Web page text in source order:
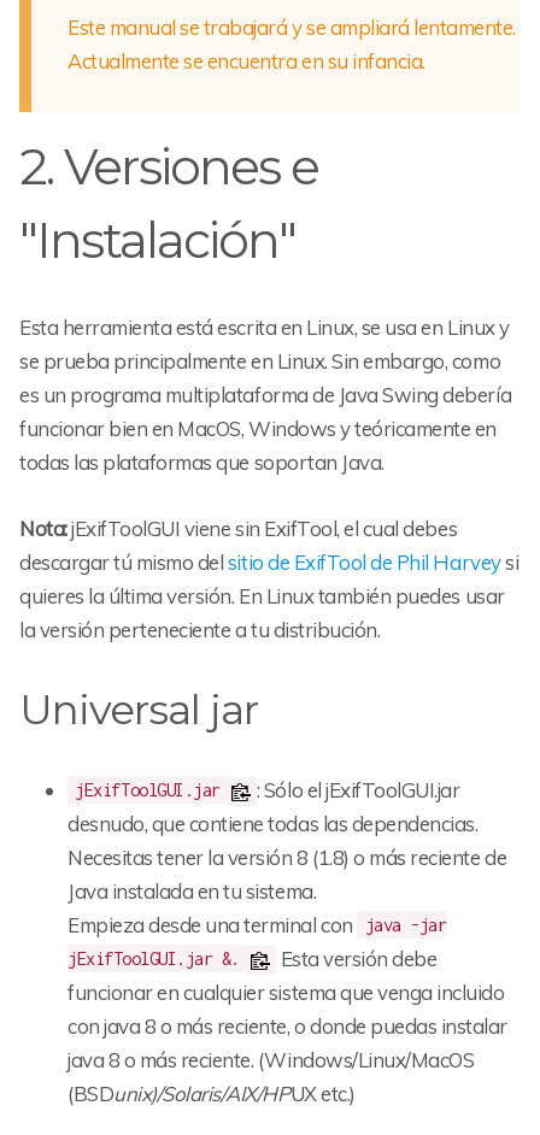
Este manual se trabajará y se ampliará lentamente.
Actualmente se encuentra en su infancia.
2. Versiones e
"Instalación"
Esta herramienta está escrita en Linux, se usa en Linux y
se prueba principalmente en Linux. Sin embargo, como
es un programa multiplataforma de Java Swing debería
funcionar bien en MacOS, Windows y teóricamente en
todas las plataformas que soportan Java.
Nota:jExifToolGUI viene sin ExifTool, el cual debes
descargar tú mismo delsitio de ExifTool de Phil Harveysi
quieres la última versión. En Linux también puedes usar
la versión perteneciente a tu distribución.
Universal jar
jExifToolGUI.jar
: Sólo el jExifToolGUI.jar
desnudo, que contiene todas las dependencias.
Necesitas tener la versión 8 (1.8) o más reciente de
Java instalada en tu sistema.
Empieza desde una terminal con
java -jar
jExifToolGUI.jar &.
Esta versión debe
funcionar en cualquier sistema que venga incluido
con java 8 o más reciente, o donde puedas instalar
java 8 o más reciente. (Windows/Linux/MacOS
(BSDunix)/Solaris/AIX/HPUX etc.)